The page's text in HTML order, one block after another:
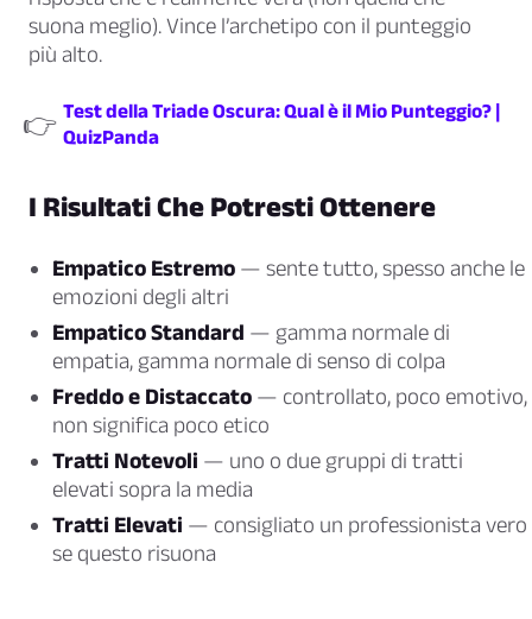
suona meglio). Vince l’archetipo con il punteggio
più alto.
👉 Test della Triade Oscura: Qual è il Mio Punteggio? |
QuizPanda
I Risultati Che Potresti Ottenere
Empatico Estremo — sente tutto, spesso anche le
emozioni degli altri
Empatico Standard — gamma normale di
empatia, gamma normale di senso di colpa
Freddo e Distaccato — controllato, poco emotivo,
non significa poco etico
Tratti Notevoli — uno o due gruppi di tratti
elevati sopra la media
Tratti Elevati — consigliato un professionista vero
se questo risuona